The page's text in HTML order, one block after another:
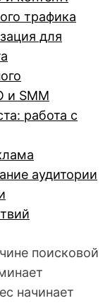
трафика
для
и SMM
работа с
аудитории
поисковой
начинает